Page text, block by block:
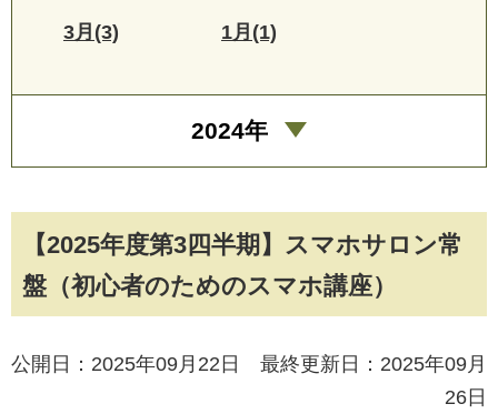
【2025年度第3四半期】スマホサロン常
盤（初心者のためのスマホ講座）
公開日：2025年09月22日 最終更新日：2025年09月
26日
3月(3) 1月(1)
2024年